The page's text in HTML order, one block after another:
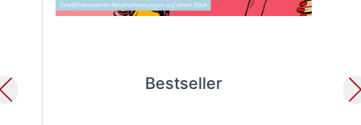
Bestseller